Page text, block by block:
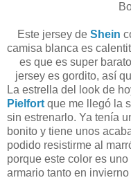
Este jersey de Shein
camisa blanca es
es que es super
jersey es gordito, así
La estrella del look de
Pielfort que me llegó la
sin estrenarlo. Ya tenía
bonito y tiene unos
podido resistirme al
porque este color es
armario tanto en